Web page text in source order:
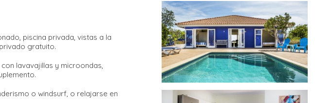
piscina privada, vistas a la
gratuito.
lavavajillas y microondas,
o windsurf, o relajarse en